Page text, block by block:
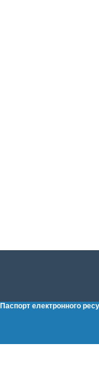
Паспорт електронного